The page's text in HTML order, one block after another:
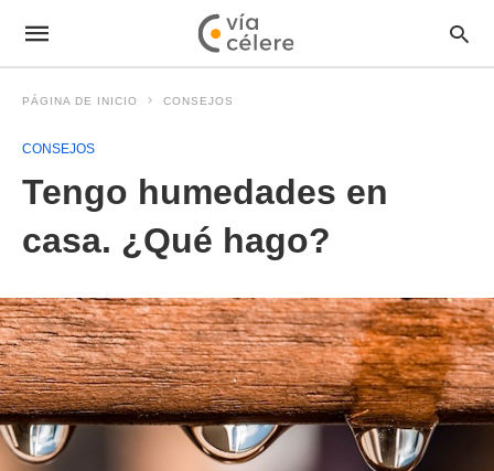
PÁGINA DE INICIO CONSEJOS
CONSEJOS
Tengo humedades en
casa. ¿Qué hago?